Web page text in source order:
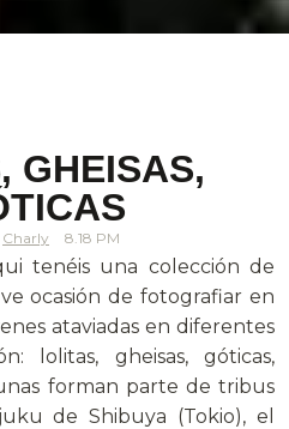
GHEISAS,
Charly 8.18 PM
tenéis una colección de
ocasión de fotografiar en
ataviadas en diferentes
lolitas, gheisas, góticas,
forman parte de tribus
de Shibuya (Tokio), el